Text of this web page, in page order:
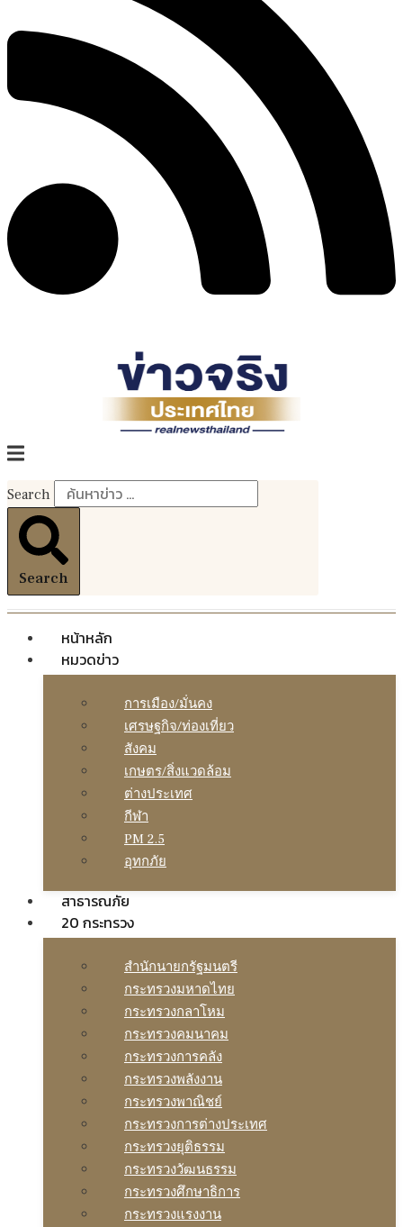
Search
Search
หน้าหลัก
หมวดข่าว
การเมือง/มั่นคง
เศรษฐกิจ/ท่องเที่ยว
สังคม
เกษตร/สิ่งแวดล้อม
ต่างประเทศ
กีฬา
PM 2.5
อุทกภัย
สาธารณภัย
20 กระทรวง
สํานักนายกรัฐมนตรี
กระทรวงมหาดไทย
กระทรวงกลาโหม
กระทรวงคมนาคม
กระทรวงการคลัง
กระทรวงพลังงาน
กระทรวงพาณิชย์
กระทรวงการต่างประเทศ
กระทรวงยุติธรรม
กระทรวงวัฒนธรรม
กระทรวงศึกษาธิการ
กระทรวงแรงงาน